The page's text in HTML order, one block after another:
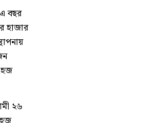
বছর
হাজার
হজ
২৬